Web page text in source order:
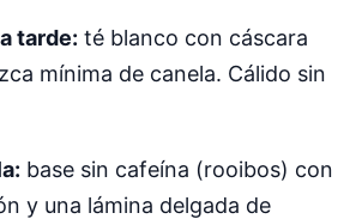
tarde: té blanco con cáscara
mínima de canela. Cálido sin
base sin cafeína (rooibos) con
y una lámina delgada de